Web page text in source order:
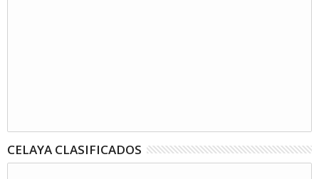
CELAYA CLASIFICADOS